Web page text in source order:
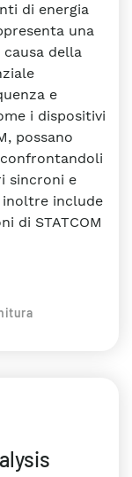
di energia
una
della
e
i dispositivi
possano
sincroni e
inoltre include
di STATCOM